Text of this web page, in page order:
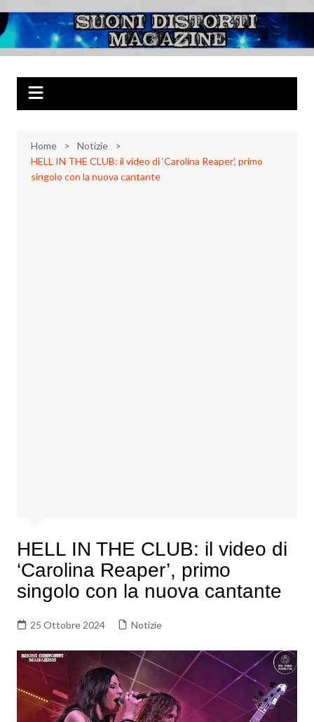
al
contenuto
Suoni Distorti
Magazine
Musica Rock, Metal, Punk e varie sonorità alternative
Home
Notizie
HELL IN THE CLUB: il video di ‘Carolina Reaper’, primo
singolo con la nuova cantante
HELL IN THE CLUB: il video di
‘Carolina Reaper’, primo
singolo con la nuova cantante
25 Ottobre 2024 Notizie